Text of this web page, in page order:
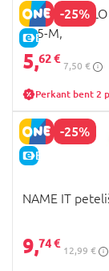
-25%
E-KAINA
015-M,
5,62 €
7,50 €
Perkant bent 2
-25%
E-KAINA
NAME IT
9,74 €
12,99 €